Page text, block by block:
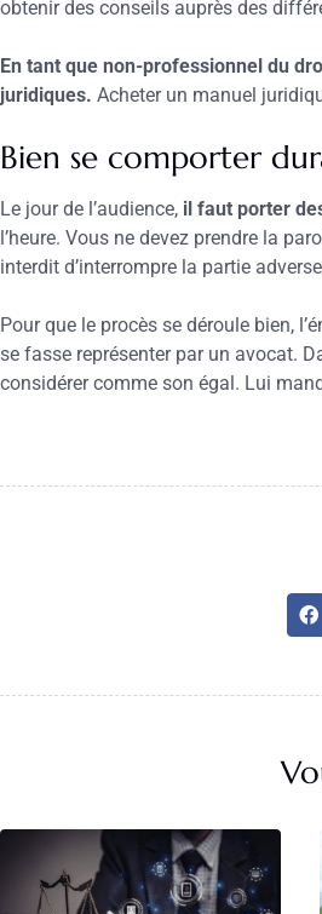
obtenir des conseils auprès des
En tant que non-professionnel du
juridiques. Acheter un manuel
Bien se comporter
Le jour de l’audience, il faut porter
l’heure. Vous ne devez prendre la
interdit d’interrompre la partie
Pour que le procès se déroule bien,
se fasse représenter par un avocat.
considérer comme son égal. Lui